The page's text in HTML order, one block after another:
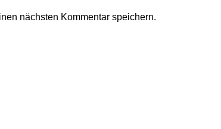
nächsten Kommentar speichern.